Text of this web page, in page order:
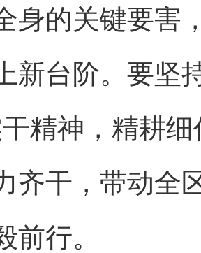
身的关键要害
新台阶。要坚
精神，精耕
齐干，带动全
前行。